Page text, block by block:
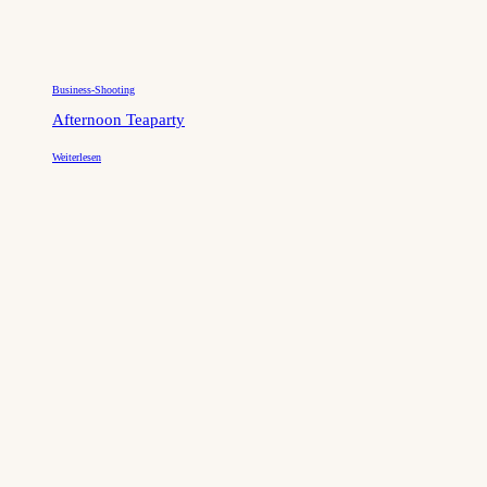
Business-Shooting
Afternoon Teaparty
Weiterlesen